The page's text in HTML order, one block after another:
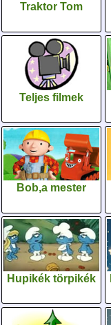
Traktor Tom
Teljes filmek
Bob,a mester
Hupikék törpikék